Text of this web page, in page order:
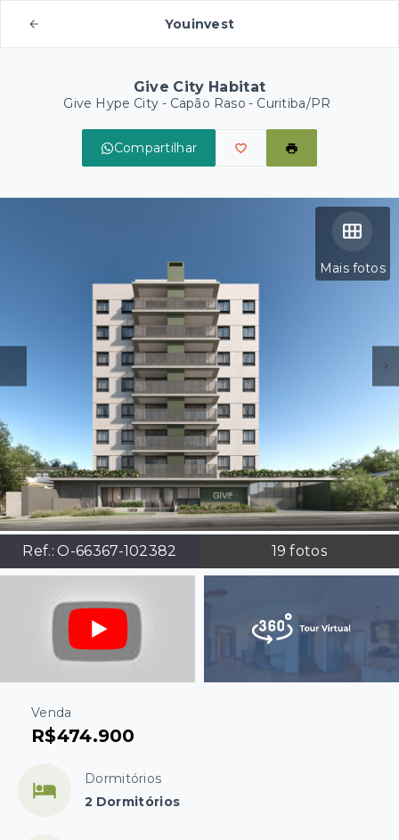
Youinvest
Give City Habitat
Give Hype City - Capão Raso - Curitiba/PR
Compartilhar
Mais fotos
Ref.:O-66367-102382 19 fotos
Venda
R$474.900
Dormitórios
2 Dormitórios